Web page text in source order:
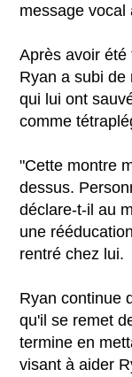
message vocal
Après avoir été
Ryan a subi de
qui lui ont
comme
"Cette montre
dessus.
déclare-t-il au
une
rentré chez lui.
Ryan continue
qu'il se remet
termine en
visant à aider